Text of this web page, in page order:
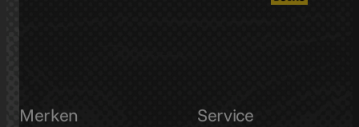
Merken Service